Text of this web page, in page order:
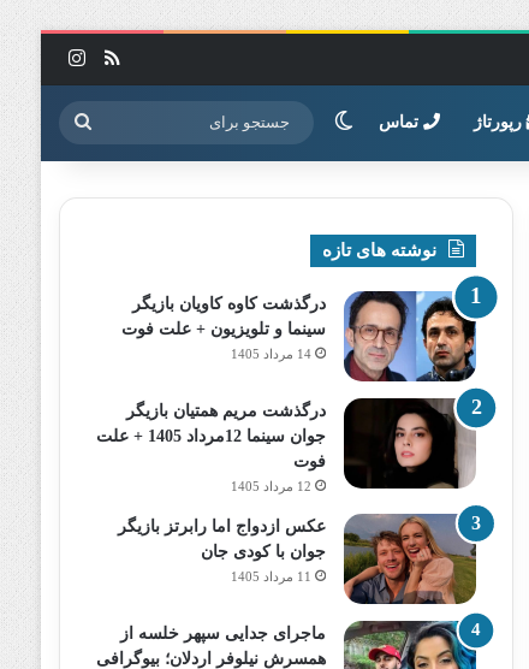
خوراک
رپورتاژ تماس تغییر پوسته جستجو
برای
نوشته های تازه
درگذشت کاوه کاویان بازیگر
سینما و تلویزیون + علت فوت
14 مرداد 1405
درگذشت مریم همتیان بازیگر
جوان سینما 12مرداد 1405 + علت
فوت
12 مرداد 1405
عکس ازدواج اما رابرتز بازیگر
جوان با کودی جان
11 مرداد 1405
ماجرای جدایی سپهر خلسه از
همسرش نیلوفر اردلان؛ بیوگرافی